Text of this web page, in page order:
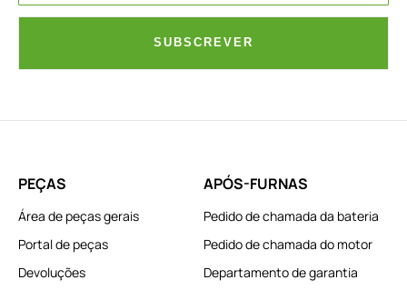
SUBSCREVER
PEÇAS
Área de peças gerais
Portal de peças
Devoluções
APÓS-FURNAS
Pedido de chamada da bateria
Pedido de chamada do motor
Departamento de garantia